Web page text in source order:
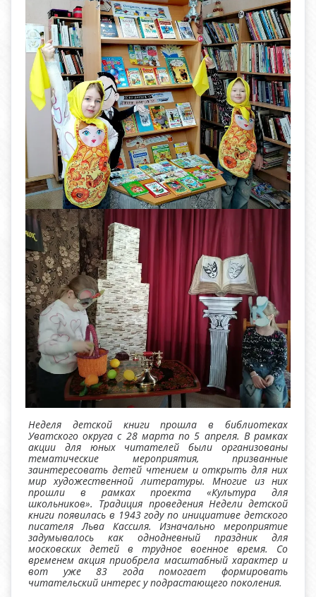
Неделя детской книги прошла в библиотеках
Уватского округа с 28 марта по 5 апреля. В рамках
акции для юных читателей были организованы
тематические мероприятия, призванные
заинтересовать детей чтением и открыть для них
мир художественной литературы. Многие из них
прошли в рамках проекта «Культура для
школьников». Традиция проведения Недели детской
книги появилась в 1943 году по инициативе детского
писателя Льва Кассиля. Изначально мероприятие
задумывалось как однодневный праздник для
московских детей в трудное военное время. Со
временем акция приобрела масштабный характер и
вот уже 83 года помогает формировать
читательский интерес у подрастающего поколения.